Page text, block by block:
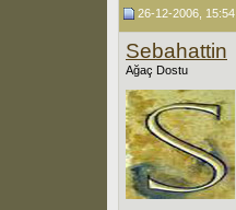
26-12-2006, 15:54
Sebahattin
Ağaç Dostu